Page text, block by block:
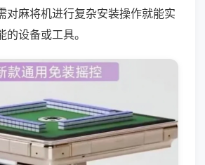
对麻将机进行复杂安装操作就能实
设备或工具。